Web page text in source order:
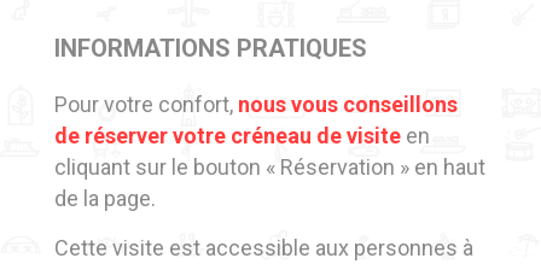
INFORMATIONS PRATIQUES
Pour votre confort, nous vous conseillons
de réserver votre créneau de visite en
cliquant sur le bouton « Réservation » en haut
de la page.
Cette visite est accessible aux personnes à